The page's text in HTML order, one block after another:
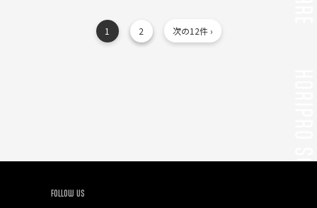
1 2 次の12件 ›
FOLLOW US